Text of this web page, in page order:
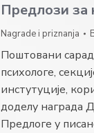
Предлози за
Nagrade i priznanja
Поштовани
психологе,
инстутуције,
доделу награда
Предлоге у